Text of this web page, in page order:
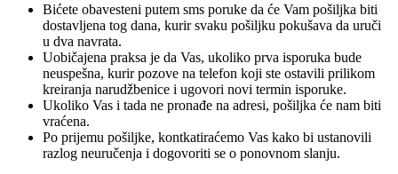
Bićete obavesteni putem sms poruke da će Vam pošiljka biti
dostavljena tog dana, kurir svaku pošiljku pokušava da uruči
u dva navrata.
Uobičajena praksa je da Vas, ukoliko prva isporuka bude
neuspešna, kurir pozove na telefon koji ste ostavili prilikom
kreiranja narudžbenice i ugovori novi termin isporuke.
Ukoliko Vas i tada ne pronađe na adresi, pošiljka će nam biti
vraćena.
Po prijemu pošiljke, kontkatiraćemo Vas kako bi ustanovili
razlog neuručenja i dogovoriti se o ponovnom slanju.